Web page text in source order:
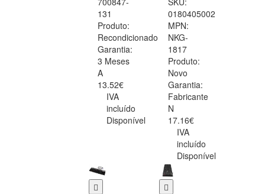
131
Produto:
Recondicionado
Garantia:
3 Meses
A
13.52€
IVA
incluído
Disponível
0180405002
MPN:
NKG-
1817
Produto:
Novo
Garantia:
Fabricante
N
17.16€
IVA
incluído
Disponível